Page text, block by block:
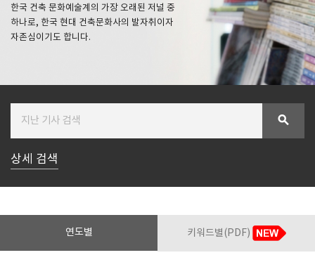
Facebook 로그인
Naver 로그인
SPACE 소개
한국 건축 문화예술계의 가장 오래된 저널 중
하나로, 한국 현대 건축문화사의 발자취이자
자존심이기도 합니다.
search
상세 검색
연도별 키워드별(PDF)